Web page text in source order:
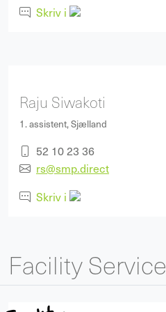
Skriv i
Raju Siwakoti
1. assistent, Sjælland
52 10 23 36
rs@smp.direct
Skriv i
Facility Service